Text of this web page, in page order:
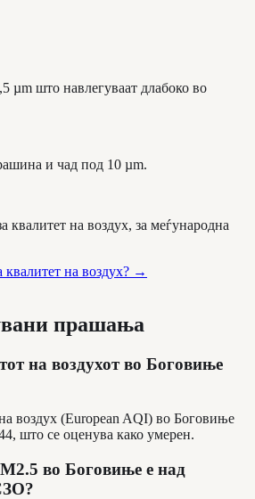
µm што навлегуваат длабоко во
и чад под 10 µm.
квалитет на воздух, за меѓународна
на воздух? →
прашања
на воздухот во Боговиње
воздух (European AQI) во Боговиње
што се оценува како умерен.
во Боговиње е над